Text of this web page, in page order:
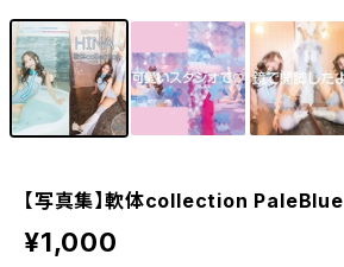
【写真集】軟体collection PaleBlue
¥1,000